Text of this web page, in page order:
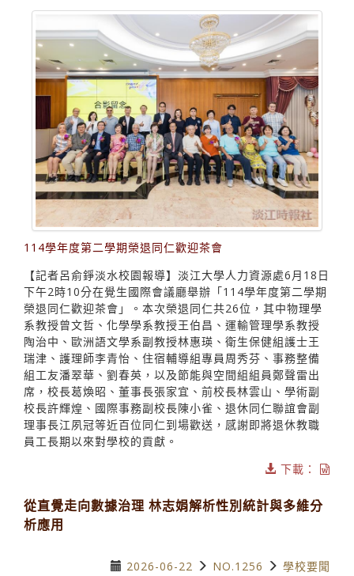
114學年度第二學期榮退同仁歡迎茶會
【記者呂俞錚淡水校園報導】淡江大學人力資源處6月18日
下午2時10分在覺生國際會議廳舉辦「114學年度第二學期
榮退同仁歡迎茶會」。本次榮退同仁共26位，其中物理學
系教授曾文哲、化學學系教授王伯昌、運輸管理學系教授
陶治中、歐洲語文學系副教授林惠瑛、衛生保健組護士王
瑞津、護理師李青怡、住宿輔導組專員周秀芬、事務整備
組工友潘翠華、劉春英，以及節能與空間組組員鄭聲雷出
席，校長葛煥昭、董事長張家宜、前校長林雲山、學術副
校長許輝煌、國際事務副校長陳小雀、退休同仁聯誼會副
理事長江夙冠等近百位同仁到場歡送，感謝即將退休教職
員工長期以來對學校的貢獻。
下載：
從直覺走向數據治理 林志娟解析性別統計與多維分
析應用
2026-06-22 NO.1256 學校要聞